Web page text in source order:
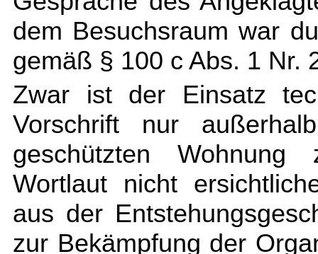
dem Besuchsraum war
gemäß § 100 c Abs. 1 Nr.
Zwar ist der Einsatz
Vorschrift nur
geschützten
Wortlaut nicht
aus der
zur Bekämpfung der